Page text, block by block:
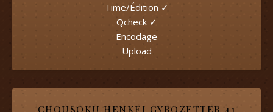
Time/Édition ✓
Qcheck ✓
Encodage
Upload
CHOUSOKU HENKEI GYROZETTER 41